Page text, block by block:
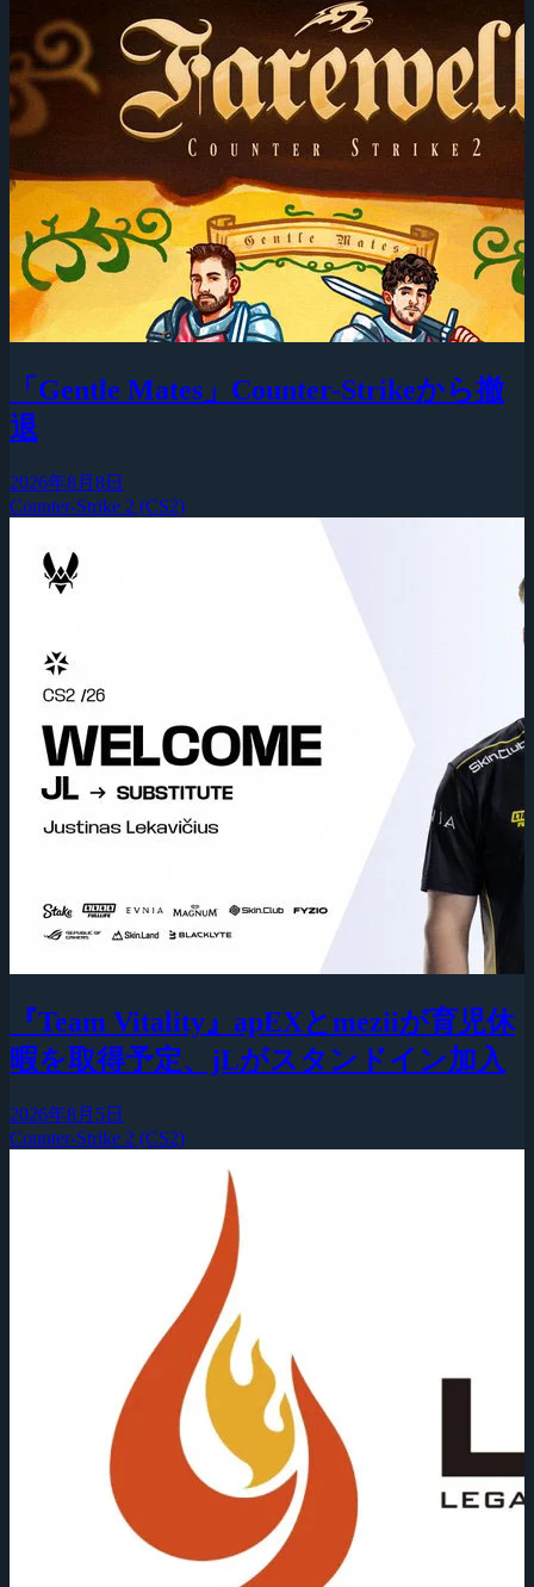
「Gentle Mates」Counter-Strikeから撤
退
2026年8月8日
Counter-Strike 2 (CS2)
『Team Vitality』apEXとmeziiが育児休
暇を取得予定、jLがスタンドイン加入
2026年8月5日
Counter-Strike 2 (CS2)